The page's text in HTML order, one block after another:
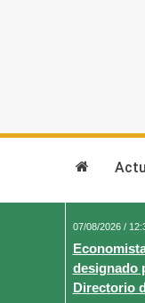
07/08/2026 /
designado
Directorio